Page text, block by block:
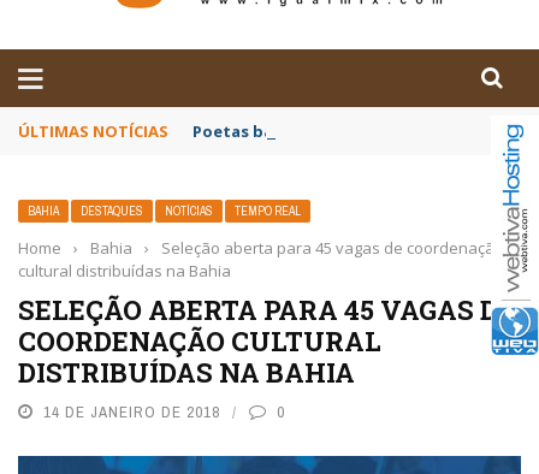
ÚLTIMAS NOTÍCIAS Poetas baianos representam o Brasil no
BAHIA DESTAQUES NOTÍCIAS TEMPO REAL
Home › Bahia ›
Seleção aberta para 45 vagas de coordenação
cultural distribuídas na Bahia
SELEÇÃO ABERTA PARA 45 VAGAS DE
COORDENAÇÃO CULTURAL
DISTRIBUÍDAS NA BAHIA
14 DE JANEIRO DE 2018 0